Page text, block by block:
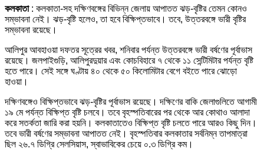
কলকাতা : কলকাতা-সহ দক্ষিণবঙ্গের বিভিন্ন জেলায় আপাতত ঝড়-বৃষ্টির তেমন কোনও
সম্ভাবনা নেই। ঝড়-বৃষ্টি হলেও, তা হবে বিক্ষিপ্তভাবে। তবে, উত্তরবঙ্গে ভারী বৃষ্টির
সম্ভাবনা রয়েছে।
আলিপুর আবহাওয়া দফতর সূত্রের খবর, শনিবার পর্যন্ত উত্তরবঙ্গে ভারী বর্ষণের পূর্বাভাস
রয়েছে। জলপাইগুড়ি, আলিপুরদুয়ার এবং কোচবিহারে ৭ থেকে ১১ সেন্টিমিটার পর্যন্ত বৃষ্টি
হতে পারে। সেই সঙ্গে ঘণ্টায় ৪০ থেকে ৫০ কিলোমিটার বেগে বইতে পারে ঝোড়ো
হাওয়া।
দক্ষিণবঙ্গেও বিক্ষিপ্তভাবে ঝড়-বৃষ্টির পূর্বাভাস রয়েছে। দক্ষিণের বাকি জেলাগুলিতে আগামী
১৯ মে পর্যন্ত বিক্ষিপ্ত বৃষ্টি চলবে। তবে বৃহস্পতিবারের পর থেকে আর কোথাও আলাদা
করে সতর্কতা জারি করা হয়নি। কলকাতাতেও বিক্ষিপ্ত বৃষ্টি চলতে পারে আরও কিছু দিন।
তবে ভারী বর্ষণের সম্ভাবনা আপাতত নেই। বৃহস্পতিবার কলকাতার সর্বনিম্ন তাপমাত্রা
ছিল ২৬.৭ ডিগ্রি সেলসিয়াস, স্বাভাবিকের চেয়ে ০.৩ ডিগ্রি কম।